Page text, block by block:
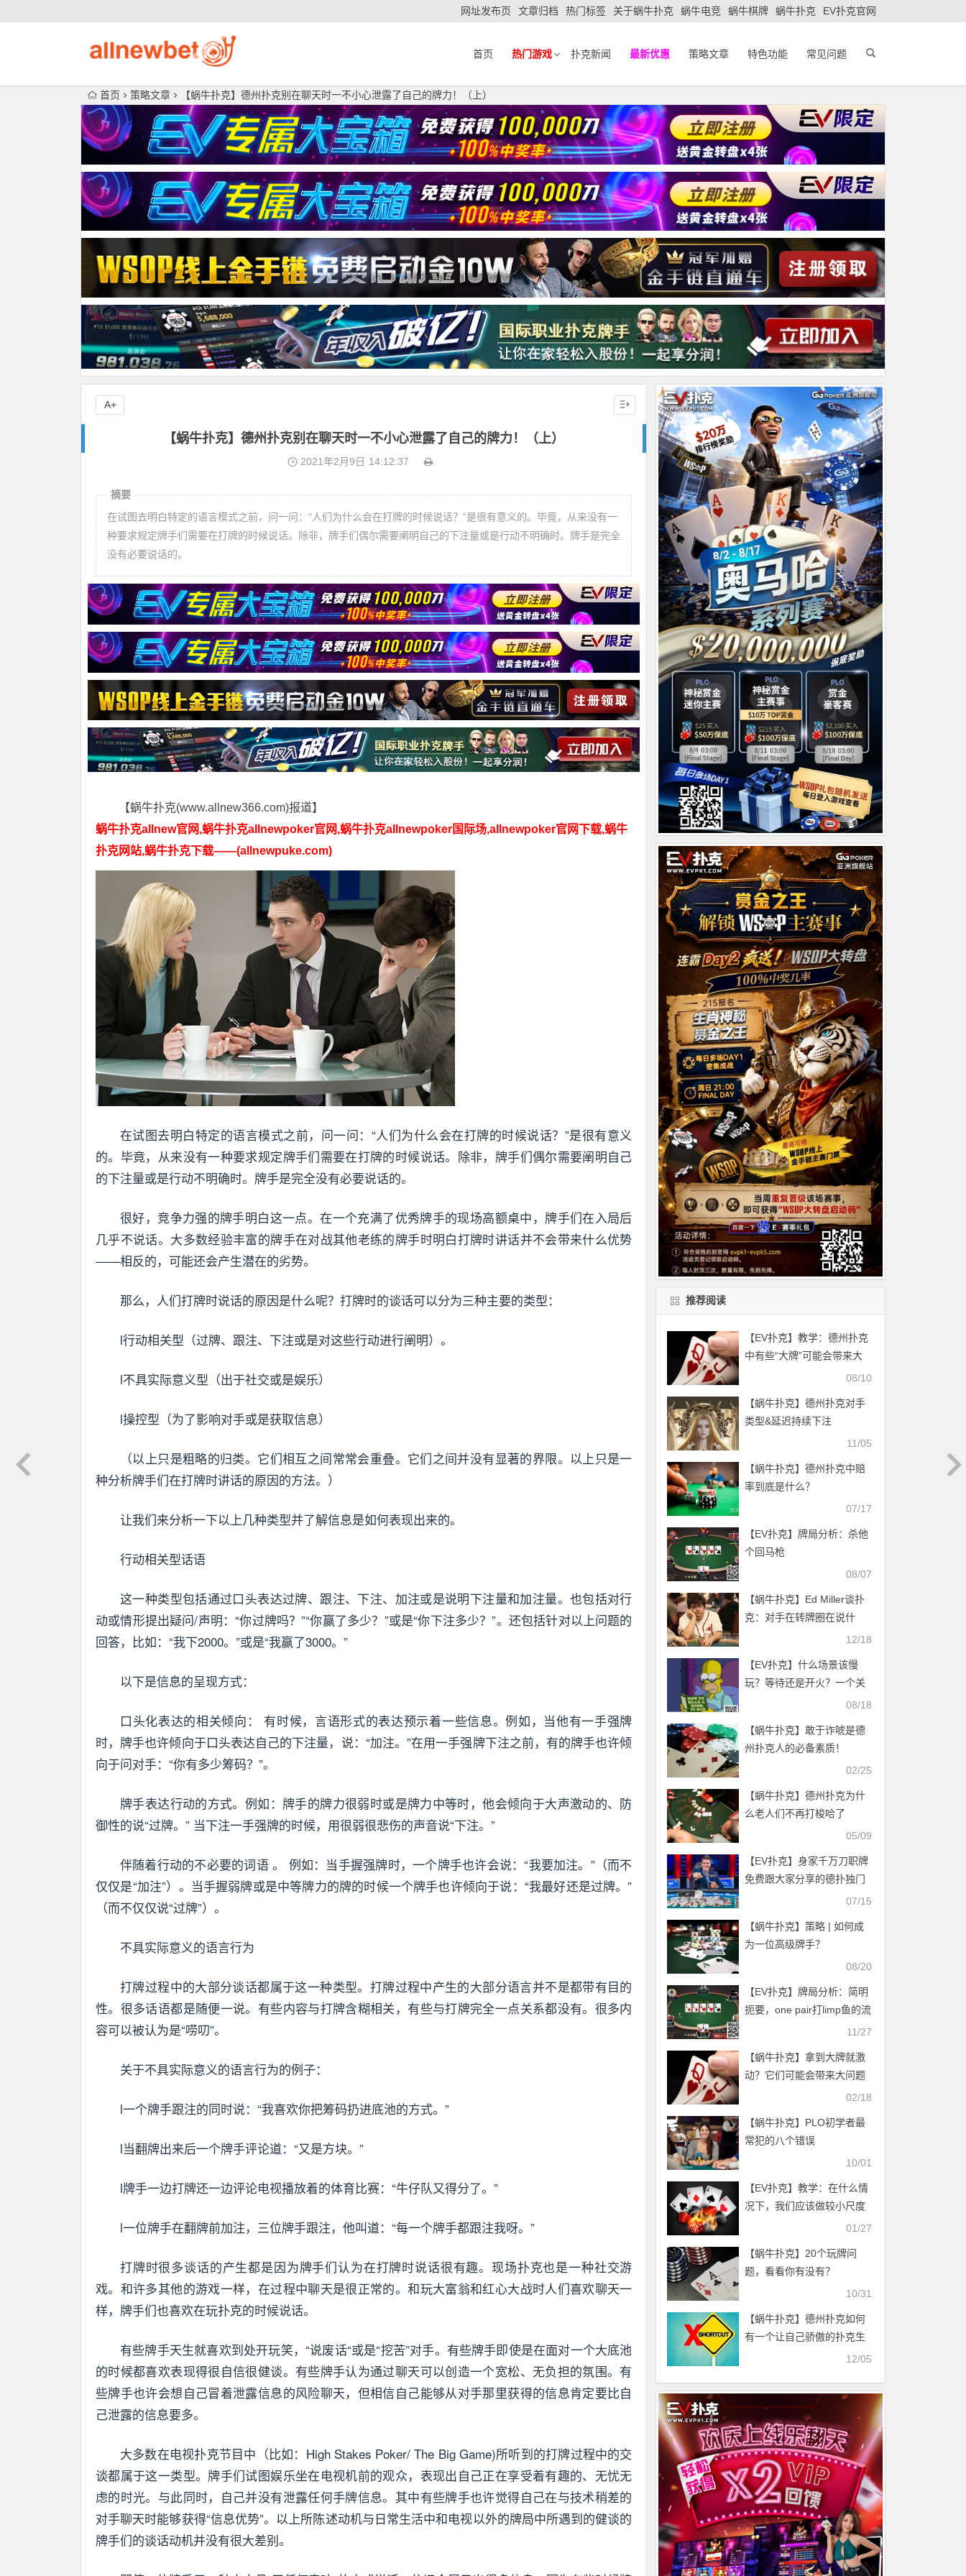
网址发布页 文章归档 热门标签 关于蜗牛扑克 蜗牛电竞 蜗牛棋牌 蜗牛扑克 EV扑克官网
首页 热门游戏 扑克新闻 最新优惠 策略文章 特色功能 常见问题
首页 策略文章 【蜗牛扑克】德州扑克别在聊天时一不小心泄露了自己的牌力！（上）
【蜗牛扑克】德州扑克别在聊天时一不小心泄露了自己的牌力！（上）
2021年2月9日 14:12:37
摘要
在试图去明白特定的语言模式之前，问一问：“人们为什么会在打牌的时候说话？”是很有意义的。毕竟，从来没有一
种要求规定牌手们需要在打牌的时候说话。除非，牌手们偶尔需要阐明自己的下注量或是行动不明确时。牌手是完全
没有必要说话的。
【蜗牛扑克(www.allnew366.com)报道】
蜗牛扑克allnew官网,蜗牛扑克allnewpoker官网,蜗牛扑克allnewpoker国际场,allnewpoker官网下载,蜗牛
扑克网站,蜗牛扑克下载——(allnewpuke.com)
在试图去明白特定的语言模式之前，问一问：“人们为什么会在打牌的时候说话？”是很有意义
的。毕竟，从来没有一种要求规定牌手们需要在打牌的时候说话。除非，牌手们偶尔需要阐明自己
的下注量或是行动不明确时。牌手是完全没有必要说话的。
很好，竞争力强的牌手明白这一点。在一个充满了优秀牌手的现场高额桌中，牌手们在入局后
几乎不说话。大多数经验丰富的牌手在对战其他老练的牌手时明白打牌时讲话并不会带来什么优势
——相反的，可能还会产生潜在的劣势。
那么，人们打牌时说话的原因是什么呢？打牌时的谈话可以分为三种主要的类型：
l行动相关型（过牌、跟注、下注或是对这些行动进行阐明）。
l不具实际意义型（出于社交或是娱乐）
l操控型（为了影响对手或是获取信息）
（以上只是粗略的归类。它们相互之间常常会重叠。它们之间并没有显著的界限。以上只是一
种分析牌手们在打牌时讲话的原因的方法。）
让我们来分析一下以上几种类型并了解信息是如何表现出来的。
行动相关型话语
这一种类型包括通过口头表达过牌、跟注、下注、加注或是说明下注量和加注量。也包括对行
动或情形提出疑问/声明：“你过牌吗？”“你赢了多少？”或是“你下注多少？”。还包括针对以上问题的
回答，比如：“我下2000。”或是“我赢了3000。”
以下是信息的呈现方式：
口头化表达的相关倾向： 有时候，言语形式的表达预示着一些信息。例如，当他有一手强牌
时，牌手也许倾向于口头表达自己的下注量，说：“加注。”在用一手强牌下注之前，有的牌手也许倾
向于问对手：“你有多少筹码？”。
牌手表达行动的方式。例如：牌手的牌力很弱时或是牌力中等时，他会倾向于大声激动的、防
御性的说“过牌。” 当下注一手强牌的时候，用很弱很悲伤的声音说“下注。”
伴随着行动的不必要的词语 。 例如：当手握强牌时，一个牌手也许会说：“我要加注。”（而不
仅仅是“加注”）。当手握弱牌或是中等牌力的牌的时候一个牌手也许倾向于说：“我最好还是过牌。”
（而不仅仅说“过牌”）。
不具实际意义的语言行为
打牌过程中的大部分谈话都属于这一种类型。打牌过程中产生的大部分语言并不是都带有目的
性。很多话语都是随便一说。有些内容与打牌含糊相关，有些与打牌完全一点关系都没有。很多内
容可以被认为是“唠叨”。
关于不具实际意义的语言行为的例子：
l一个牌手跟注的同时说：“我喜欢你把筹码扔进底池的方式。”
l当翻牌出来后一个牌手评论道：“又是方块。”
l牌手一边打牌还一边评论电视播放着的体育比赛：“牛仔队又得分了。”
l一位牌手在翻牌前加注，三位牌手跟注，他叫道：“每一个牌手都跟注我呀。”
打牌时很多谈话的产生都是因为牌手们认为在打牌时说话很有趣。现场扑克也是一种社交游
戏。和许多其他的游戏一样，在过程中聊天是很正常的。和玩大富翁和红心大战时人们喜欢聊天一
样，牌手们也喜欢在玩扑克的时候说话。
有些牌手天生就喜欢到处开玩笑，“说废话“或是“挖苦”对手。有些牌手即使是在面对一个大底池
的时候都喜欢表现得很自信很健谈。有些牌手认为通过聊天可以创造一个宽松、无负担的氛围。有
些牌手也许会想自己冒着泄露信息的风险聊天，但相信自己能够从对手那里获得的信息肯定要比自
己泄露的信息要多。
大多数在电视扑克节目中（比如：High Stakes Poker/ The Big Game)所听到的打牌过程中的交
谈都属于这一类型。牌手们试图娱乐坐在电视机前的观众，表现出自己正在享受着有趣的、无忧无
虑的时光。与此同时，自己并没有泄露任何手牌信息。其中有些牌手也许觉得自己在与技术稍差的
对手聊天时能够获得“信息优势”。以上所陈述动机与日常生活中和电视以外的牌局中所遇到的健谈的
牌手们的谈话动机并没有很大差别。
A+
推荐阅读
【EV扑克】教学：德州扑克
中有些“大牌”可能会带来大
08/10
【蜗牛扑克】德州扑克对手
类型&延迟持续下注
11/05
【蜗牛扑克】德州扑克中赔
率到底是什么？
07/17
【EV扑克】牌局分析：杀他
个回马枪
08/07
【蜗牛扑克】Ed Miller谈扑
克：对手在转牌圈在说什
12/18
【EV扑克】什么场景该慢
玩？等待还是开火？一个关
08/18
【蜗牛扑克】敢于诈唬是德
州扑克人的必备素质！
02/25
【蜗牛扑克】德州扑克为什
么老人们不再打梭哈了
05/09
【EV扑克】身家千万刀职牌
免费跟大家分享的德扑独门
07/15
【蜗牛扑克】策略 | 如何成
为一位高级牌手？
08/20
【EV扑克】牌局分析：简明
扼要，one pair打limp鱼的流
11/27
【蜗牛扑克】拿到大牌就激
动？它们可能会带来大问题
02/18
【蜗牛扑克】PLO初学者最
常犯的八个错误
10/01
【EV扑克】教学：在什么情
况下，我们应该做较小尺度
01/27
【蜗牛扑克】20个玩牌问
题，看看你有没有？
10/31
【蜗牛扑克】德州扑克如何
有一个让自己骄傲的扑克生
12/05